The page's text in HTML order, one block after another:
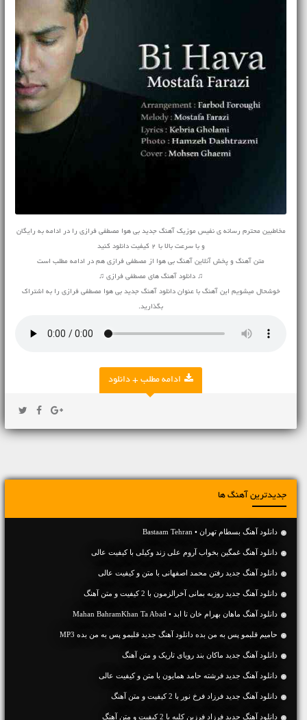
مخاطبین محترم رسانه ی نفیس موزیک آهنگ جدید بی هوا مصطفی فرازی را در ادامه به رایگان
و با سرعت بالا با 2 کیفیت دانلود کنید
متن آهنگ و پخش آنلاین آهنگ بی هوا از مصطفی فرازی هم در ادامه مطلب است
♫ دانلود آهنگ های مصطفی فرازی ♫
خوشحال میشویم این آهنگ با عنوان دانلود آهنگ جدید بی هوا مصطفی فرازی را به اشتراک
بگذارید.
ادامه مطلب + دانلود
جدیدترین آهنگ ها
دانلود آهنگ بسطام تهران • Bastaam Tehran
دانلود آهنگ غمگین بخواب آروم علی زند وکیلی با کیفیت عالی
دانلود آهنگ جديد رفتن محمد اصفهانی با متن و کیفیت عالی
دانلود آهنگ جديد روزبه بمانی آخرالزمون با 2 کیفیت و متن آهنگ
دانلود آهنگ ماهان بهرام خان تا ابد • Mahan BahramKhan Ta Abad
حامیم قلبمو پس به من بده دانلود آهنگ جدید قلبمو پس به من بده MP3
دانلود آهنگ جديد ماکان بند رویای تاریک و متن آهنگ
دانلود آهنگ جديد فرشته حامد همایون با متن و کیفیت عالی
دانلود آهنگ جديد فرزاد فرخ نور با 2 کیفیت و متن آهنگ
دانلود آهنگ جديد فرزاد فرزین کلبه با 2 کیفیت و متن آهنگ